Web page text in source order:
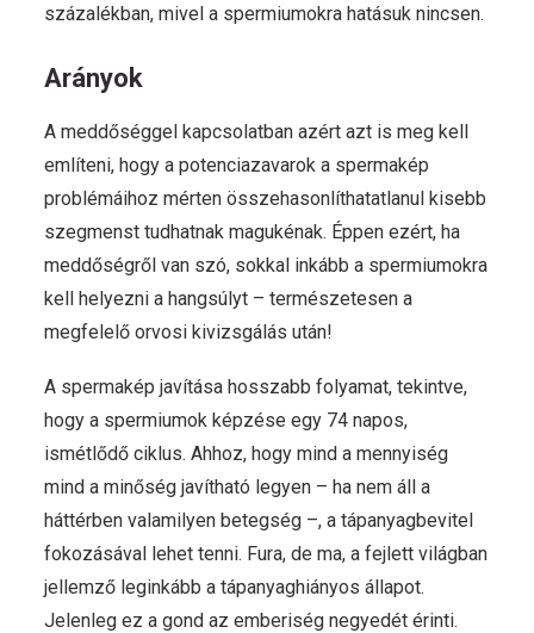
százalékban, mivel a spermiumokra hatásuk nincsen.
Arányok
A meddőséggel kapcsolatban azért azt is meg kell
említeni, hogy a potenciazavarok a spermakép
problémáihoz mérten összehasonlíthatatlanul kisebb
szegmenst tudhatnak magukénak. Éppen ezért, ha
meddőségről van szó, sokkal inkább a spermiumokra
kell helyezni a hangsúlyt – természetesen a
megfelelő orvosi kivizsgálás után!
A spermakép javítása hosszabb folyamat, tekintve,
hogy a spermiumok képzése egy 74 napos,
ismétlődő ciklus. Ahhoz, hogy mind a mennyiség
mind a minőség javítható legyen – ha nem áll a
háttérben valamilyen betegség –, a tápanyagbevitel
fokozásával lehet tenni. Fura, de ma, a fejlett világban
jellemző leginkább a tápanyaghiányos állapot.
Jelenleg ez a gond az emberiség negyedét érinti.